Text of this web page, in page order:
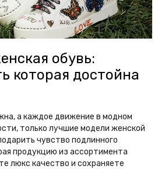
обувь:
которая достойна
а каждое движение в модном
только лучшие модели женской
чувство подлинного
продукцию из ассортимента
люкс качество и сохраняете